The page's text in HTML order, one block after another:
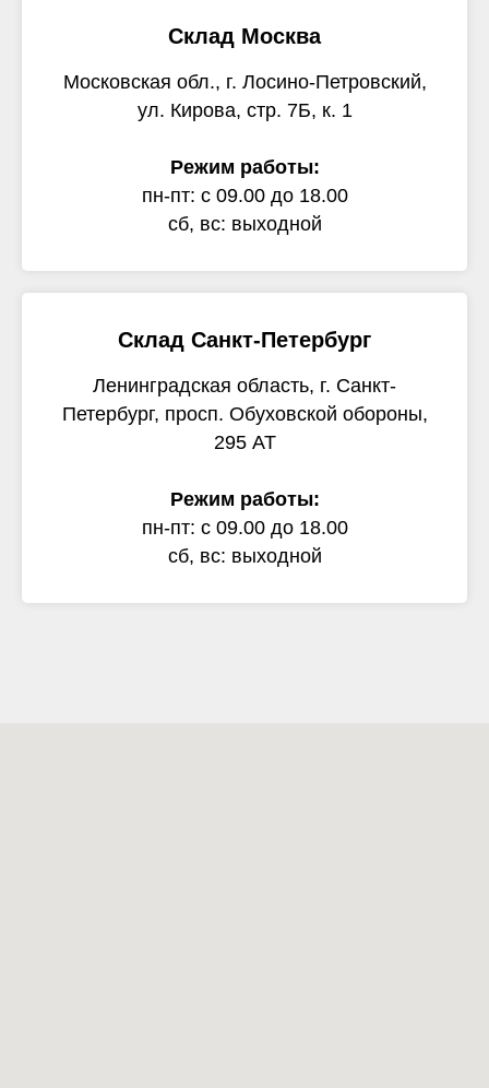
Склад Москва
Московская обл., г. Лосино-Петровский,
ул. Кирова, стр. 7Б, к. 1
Режим работы:
пн-пт: с 09.00 до 18.00
сб, вс: выходной
Склад Санкт-Петербург
Ленинградская область, г. Санкт-
Петербург, просп. Обуховской обороны,
295 АТ
Режим работы:
пн-пт: с 09.00 до 18.00
сб, вс: выходной